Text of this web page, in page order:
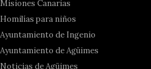
Misiones Canarias
Homilías para niños
Ayuntamiento de Ingenio
Ayuntamiento de Agüimes
Noticias de Agüimes